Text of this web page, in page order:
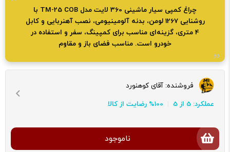
چراغ کمپی سیار ماشینی 360 لایت مدل TM-25 COB با
روشنایی 1267 لومن، بدنه آلومینیومی، نصب آهنربایی و کابل
4 متری، گزینه‌ای مناسب برای کمپینگ، سفر و استفاده در
خودرو است. مناسب فضای باز و مقاوم
فروشنده: آقای کوهنورد
عملکرد: 5 از 5
100% رضایت از کالا
ناموجود